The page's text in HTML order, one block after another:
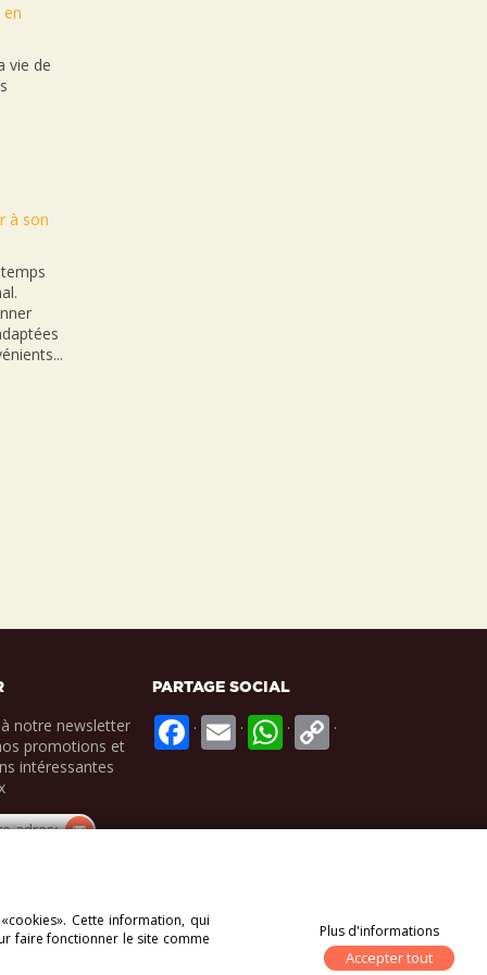
vie de
à son
notre newsletter
promotions et
intéressantes
PARTAGE SOCIAL
. . . .
Cette information, qui
faire fonctionner le site comme
Plus d'informations
Accepter tout